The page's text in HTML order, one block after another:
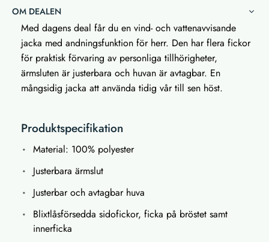
OM DEALEN
Med dagens deal får du en vind- och vattenavvisande
jacka med andningsfunktion för herr. Den har flera fickor
för praktisk förvaring av personliga tillhörigheter,
ärmsluten är justerbara och huvan är avtagbar. En
mångsidig jacka att använda tidig vår till sen höst.
Produktspecifikation
Material: 100% polyester
Justerbara ärmslut
Justerbar och avtagbar huva
Blixtlåsförsedda sidofickor, ficka på bröstet samt
innerficka